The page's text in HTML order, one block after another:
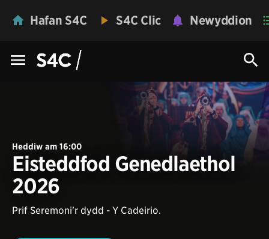
Hafan S4C S4C Clic Newyddion
Heddiw am 16:00
Eisteddfod Genedlaethol
2026
Prif Seremoni'r dydd - Y Cadeirio.